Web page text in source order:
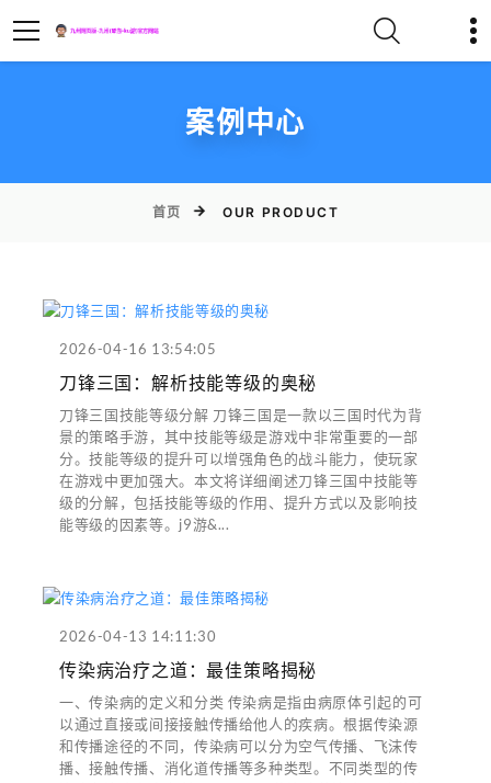
案例中心
首页 OUR PRODUCT
2026-04-16 13:54:05
刀锋三国：解析技能等级的奥秘
刀锋三国技能等级分解 刀锋三国是一款以三国时代为背
景的策略手游，其中技能等级是游戏中非常重要的一部
分。技能等级的提升可以增强角色的战斗能力，使玩家
在游戏中更加强大。本文将详细阐述刀锋三国中技能等
级的分解，包括技能等级的作用、提升方式以及影响技
能等级的因素等。j9游&...
2026-04-13 14:11:30
传染病治疗之道：最佳策略揭秘
一、传染病的定义和分类 传染病是指由病原体引起的可
以通过直接或间接接触传播给他人的疾病。根据传染源
和传播途径的不同，传染病可以分为空气传播、飞沫传
播、接触传播、消化道传播等多种类型。不同类型的传